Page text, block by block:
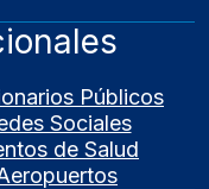
Públicos
Sociales
de Salud